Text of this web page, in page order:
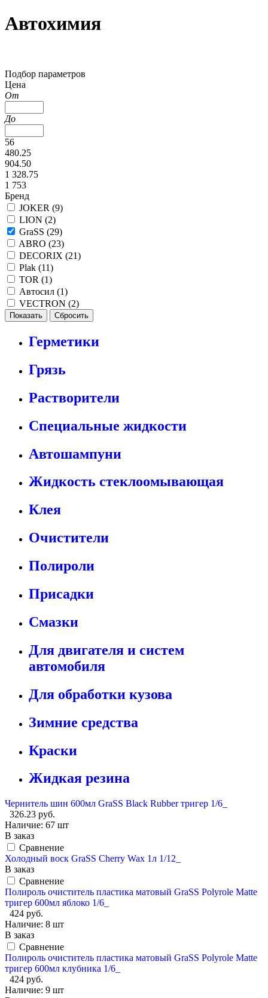
Автохимия
Подбор параметров
Цена
От
До
56
480.25
904.50
1 328.75
1 753
Бренд
JOKER (9)
LION (2)
GraSS (29)
ABRO (23)
DECORIX (21)
Plak (11)
TOR (1)
Автосил (1)
VECTRON (2)
Герметики
Грязь
Растворители
Специальные жидкости
Автошампуни
Жидкость стеклоомывающая
Клея
Очистители
Полироли
Присадки
Смазки
Для двигателя и систем
автомобиля
Для обработки кузова
Зимние средства
Краски
Жидкая резина
Чернитель шин 600мл GraSS Black Rubber тригер 1/6_
326.23 руб.
Наличие: 67 шт
В заказ
Сравнение
Холодный воск GraSS Cherry Wax 1л 1/12_
В заказ
Сравнение
Полироль очиститель пластика матовый GraSS Polyrole Matte
тригер 600мл яблоко 1/6_
424 руб.
Наличие: 8 шт
В заказ
Сравнение
Полироль очиститель пластика матовый GraSS Polyrole Matte
тригер 600мл клубника 1/6_
424 руб.
Наличие: 9 шт